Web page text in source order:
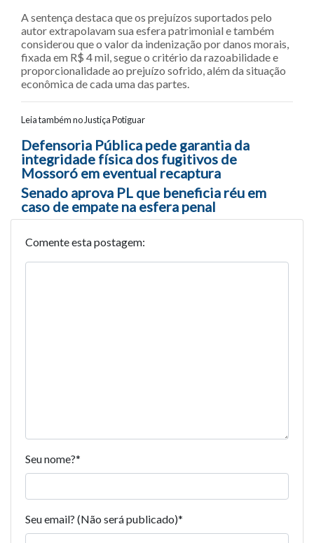
A sentença destaca que os prejuízos suportados pelo
autor extrapolavam sua esfera patrimonial e também
considerou que o valor da indenização por danos morais,
fixada em R$ 4 mil, segue o critério da razoabilidade e
proporcionalidade ao prejuízo sofrido, além da situação
econômica de cada uma das partes.
Leia também no Justiça Potiguar
Navegação entre posts
Defensoria Pública pede garantia da
integridade física dos fugitivos de
Mossoró em eventual recaptura
Senado aprova PL que beneficia réu em
caso de empate na esfera penal
Comente esta postagem:
Seu nome?*
Seu email? (Não será publicado)*